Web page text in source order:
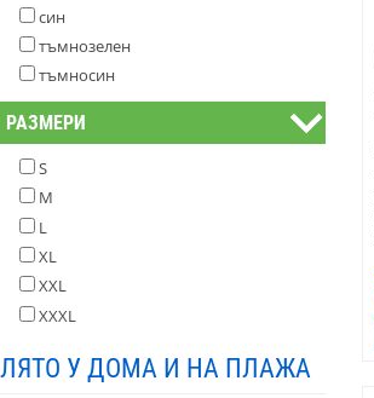
син
тъмнозелен
тъмносин
РАЗМЕРИ
S
M
L
XL
XXL
XXXL
ЛЯТО У ДОМА И НА ПЛАЖА